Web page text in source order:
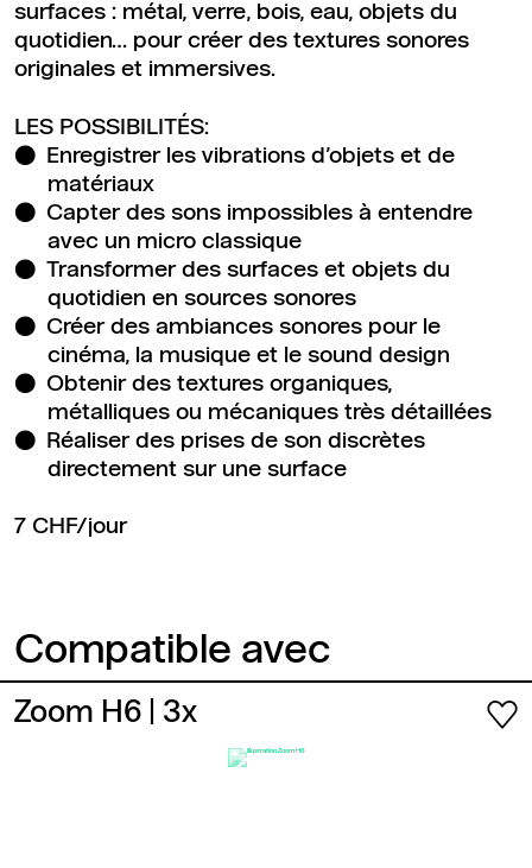
surfaces : métal, verre, bois, eau, objets du
quotidien… pour créer des textures sonores
originales et immersives.
LES POSSIBILITÉS:
Enregistrer les vibrations d’objets et de
matériaux
Capter des sons impossibles à entendre
avec un micro classique
Transformer des surfaces et objets du
quotidien en sources sonores
Créer des ambiances sonores pour le
cinéma, la musique et le sound design
Obtenir des textures organiques,
métalliques ou mécaniques très détaillées
Réaliser des prises de son discrètes
directement sur une surface
7 CHF/jour
Compatible avec
Zoom H6 | 3x